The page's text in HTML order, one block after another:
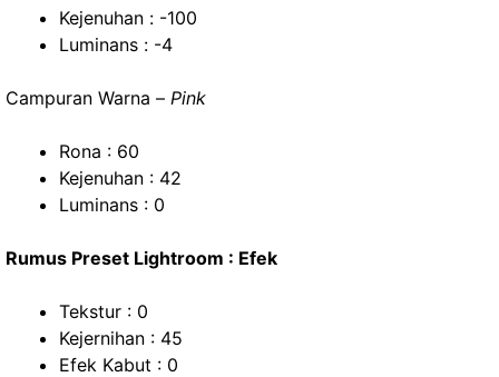
Kejenuhan : -100
Luminans : -4
Campuran Warna – Pink
Rona : 60
Kejenuhan : 42
Luminans : 0
Rumus Preset Lightroom : Efek
Tekstur : 0
Kejernihan : 45
Efek Kabut : 0